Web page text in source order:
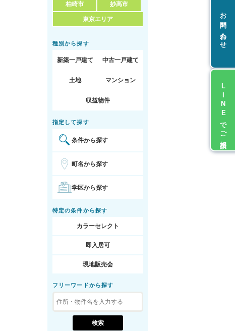
柏崎市 妙高市
東京エリア
種別から探す
新築一戸建て 中古一戸建て
土地 マンション
収益物件
指定して探す
条件から探す
町名から探す
学区から探す
特定の条件から探す
カラーセレクト
即入居可
現地販売会
フリーワードから探す
お問い合わせ
LINEでご相談